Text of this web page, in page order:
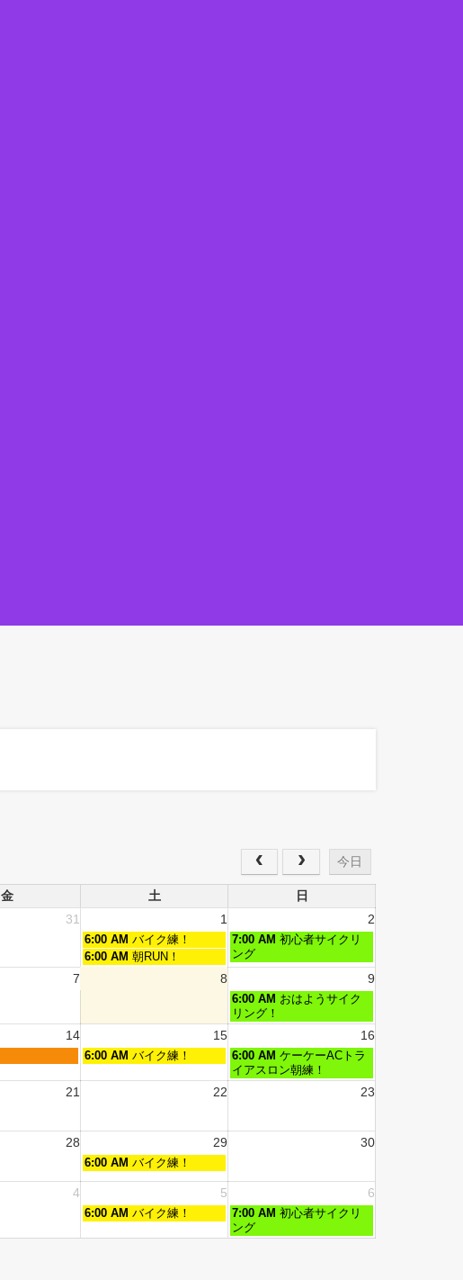
今日
金 土
日
31 1 2
6:00 AM バイク練！ 7:00 AM 初心者サイクリ
ング
6:00 AM 朝RUN！
7 8 9
6:00 AM おはようサイク
リング！
14 15 16
6:00 AM バイク練！ 6:00 AM ケーケーACトラ
イアスロン朝練！
21 22 23
28 29 30
6:00 AM バイク練！
4 5 6
6:00 AM バイク練！ 7:00 AM 初心者サイクリ
ング